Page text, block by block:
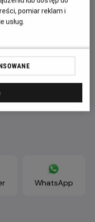
WhatsApp
pomiar reklam i
usług.